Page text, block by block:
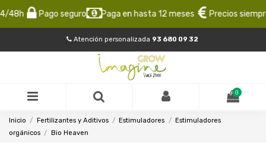
Pago seguro Paga en hasta 12 meses Precios siempre
Atención personalizada 93 680 09 32
0
Inicio Fertilizantes y Aditivos Estimuladores
Estimuladores
orgánicos
Bio Heaven